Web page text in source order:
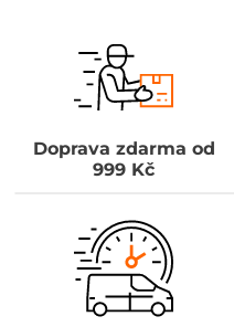
Doprava zdarma od
999 Kč